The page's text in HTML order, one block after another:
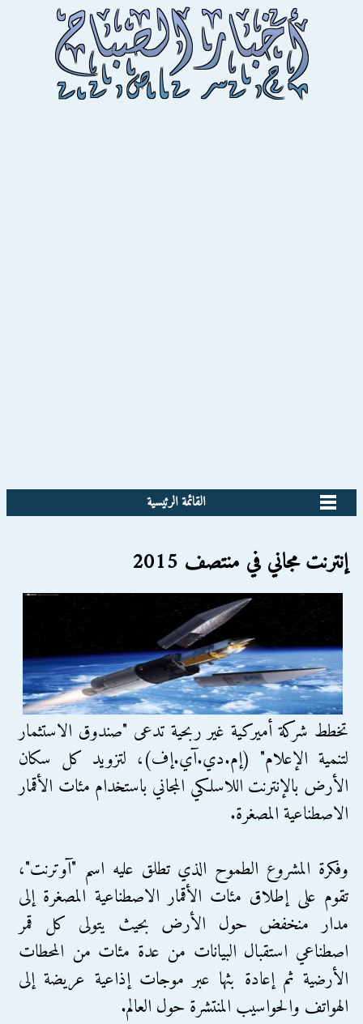
القائمة الرئيسية
إنترنت مجاني في منتصف 2015
تخطط شركة أميركية غير ربحية تدعى "صندوق الاستثمار
لتنمية الإعلام" (إم.دي.آي.إف)، لتزويد كل سكان
الأرض بالإنترنت اللاسلكي المجاني باستخدام مئات الأقمار
الاصطناعية المصغرة.
وفكرة المشروع الطموح الذي تطلق عليه اسم "آوترنت"،
تقوم على إطلاق مئات الأقمار الاصطناعية المصغرة إلى
مدار منخفض حول الأرض بحيث يتولى كل قمر
اصطناعي استقبال البيانات من عدة مئات من المحطات
الأرضية ثم إعادة بثها عبر موجات إذاعية عريضة إلى
الهواتف والحواسيب المنتشرة حول العالم.